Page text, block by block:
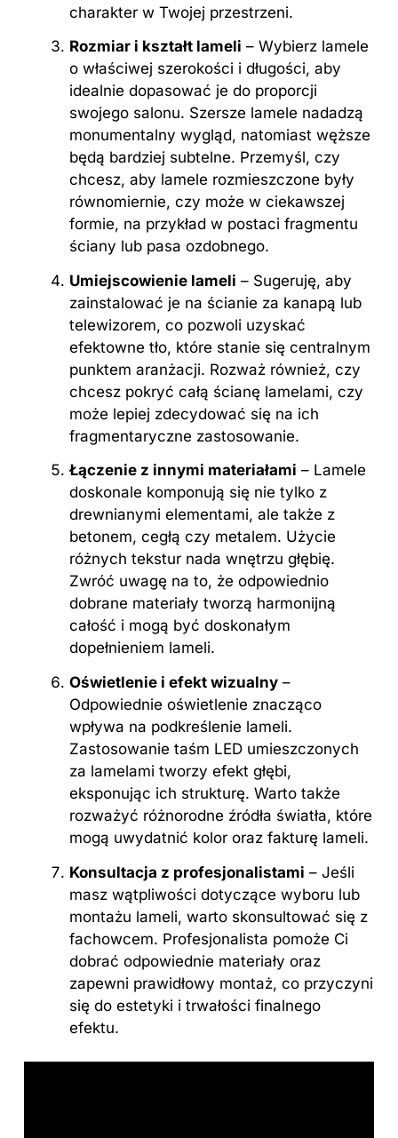
charakter w Twojej przestrzeni.
Rozmiar i kształt lameli – Wybierz lamele
o właściwej szerokości i długości, aby
idealnie dopasować je do proporcji
swojego salonu. Szersze lamele nadadzą
monumentalny wygląd, natomiast węższe
będą bardziej subtelne. Przemyśl, czy
chcesz, aby lamele rozmieszczone były
równomiernie, czy może w ciekawszej
formie, na przykład w postaci fragmentu
ściany lub pasa ozdobnego.
Umiejscowienie lameli – Sugeruję, aby
zainstalować je na ścianie za kanapą lub
telewizorem, co pozwoli uzyskać
efektowne tło, które stanie się centralnym
punktem aranżacji. Rozważ również, czy
chcesz pokryć całą ścianę lamelami, czy
może lepiej zdecydować się na ich
fragmentaryczne zastosowanie.
Łączenie z innymi materiałami – Lamele
doskonale komponują się nie tylko z
drewnianymi elementami, ale także z
betonem, cegłą czy metalem. Użycie
różnych tekstur nada wnętrzu głębię.
Zwróć uwagę na to, że odpowiednio
dobrane materiały tworzą harmonijną
całość i mogą być doskonałym
dopełnieniem lameli.
Oświetlenie i efekt wizualny –
Odpowiednie oświetlenie znacząco
wpływa na podkreślenie lameli.
Zastosowanie taśm LED umieszczonych
za lamelami tworzy efekt głębi,
eksponując ich strukturę. Warto także
rozważyć różnorodne źródła światła, które
mogą uwydatnić kolor oraz fakturę lameli.
Konsultacja z profesjonalistami – Jeśli
masz wątpliwości dotyczące wyboru lub
montażu lameli, warto skonsultować się z
fachowcem. Profesjonalista pomoże Ci
dobrać odpowiednie materiały oraz
zapewni prawidłowy montaż, co przyczyni
się do estetyki i trwałości finalnego
efektu.